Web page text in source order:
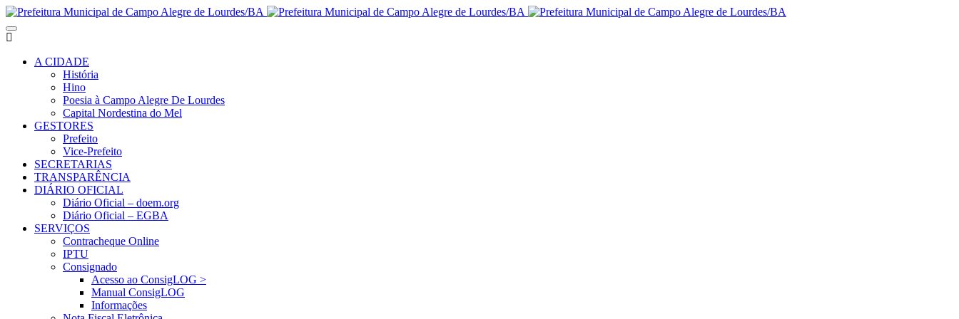
A CIDADE
História
Hino
Poesia à Campo Alegre De Lourdes
Capital Nordestina do Mel
GESTORES
Prefeito
Vice-Prefeito
SECRETARIAS
TRANSPARÊNCIA
DIÁRIO OFICIAL
Diário Oficial – doem.org
Diário Oficial – EGBA
SERVIÇOS
Contracheque Online
IPTU
Consignado
Acesso ao ConsigLOG >
Manual ConsigLOG
Informações